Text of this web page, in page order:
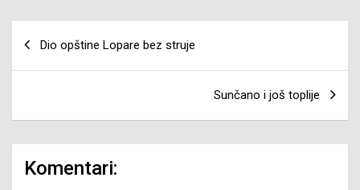
članaka
Dio opštine Lopare bez struje
Sunčano i još toplije
Komentari: